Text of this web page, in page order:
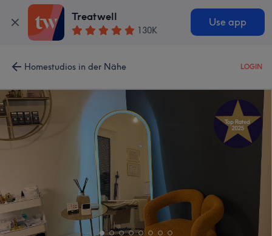
Treatwell
130K
Use app
Homestudios in der Nähe LOGIN